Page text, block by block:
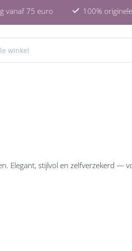
vanaf 75 euro 100%
Elegant, stijlvol en zelfverzekerd —